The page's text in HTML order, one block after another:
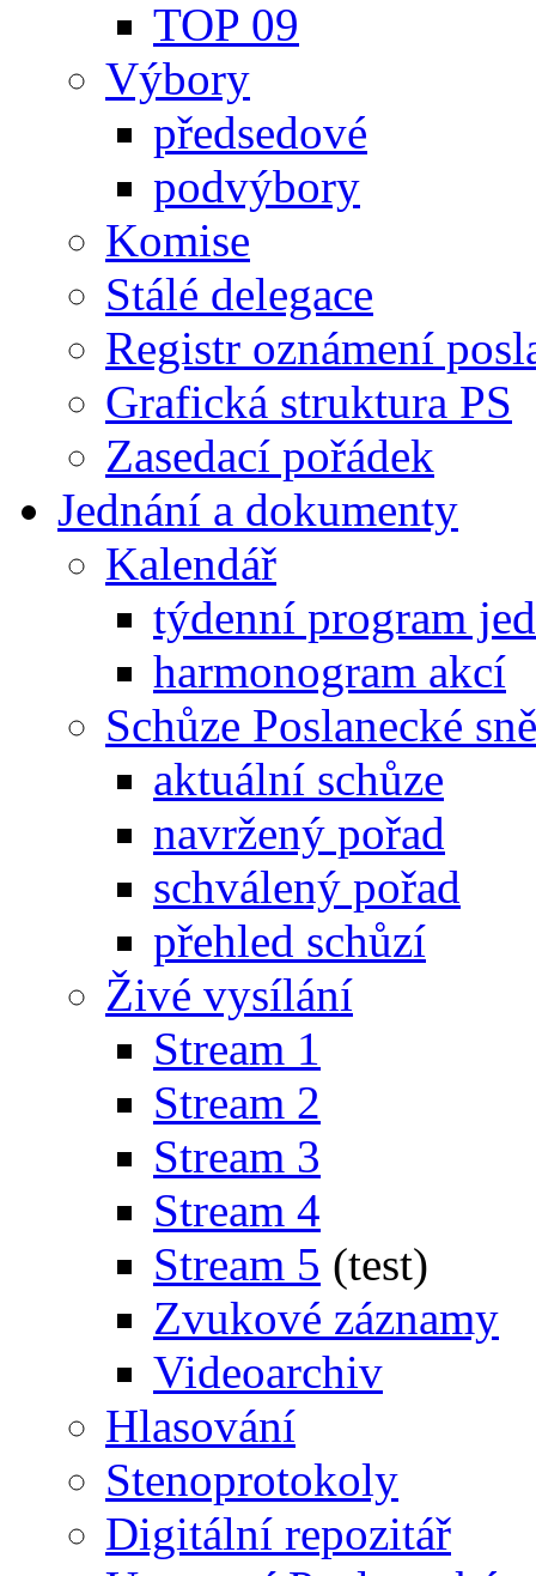
TOP 09
Výbory
předsedové
podvýbory
Komise
Stálé delegace
Registr oznámení
Grafická struktura PS
Zasedací pořádek
Jednání a dokumenty
Kalendář
týdenní program
harmonogram akcí
Schůze Poslanecké
aktuální schůze
navržený pořad
schválený pořad
přehled schůzí
Živé vysílání
Stream 1
Stream 2
Stream 3
Stream 4
Stream 5 (test)
Zvukové záznamy
Videoarchiv
Hlasování
Stenoprotokoly
Digitální repozitář